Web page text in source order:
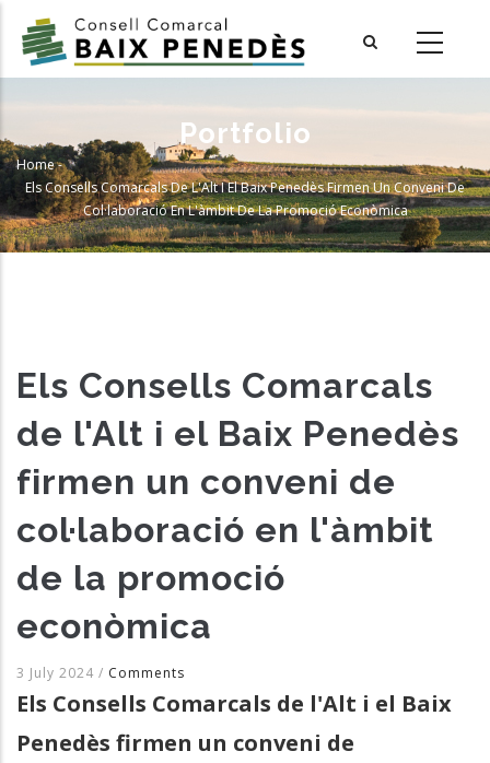
main
Portfolio
Breadcrumb
Home-
Els Consells Comarcals De L'Alt I El Baix Penedès Firmen Un Conveni De
Col·laboració En L'àmbit De La Promoció Econòmica
Els Consells Comarcals
de l'Alt i el Baix Penedès
firmen un conveni de
col·laboració en l'àmbit
de la promoció
econòmica
3 July 2024 / Comments
Els Consells Comarcals de l'Alt i el Baix
Penedès firmen un conveni de